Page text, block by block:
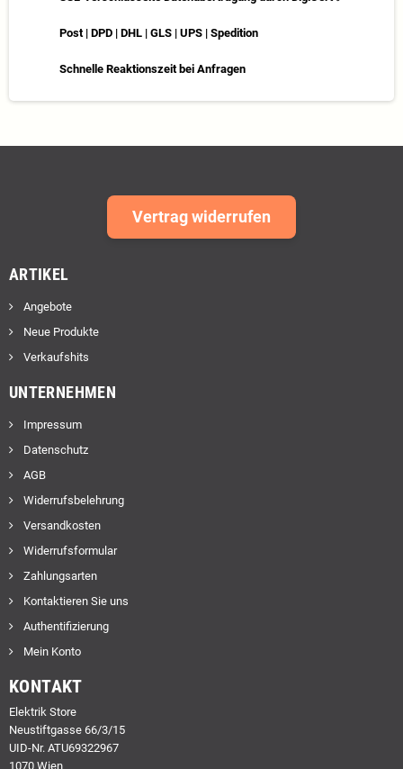
Post | DPD | DHL | GLS | UPS | Spedition
Schnelle Reaktionszeit bei Anfragen
Vertrag widerrufen
ARTIKEL
Angebote
Neue Produkte
Verkaufshits
UNTERNEHMEN
Impressum
Datenschutz
AGB
Widerrufsbelehrung
Versandkosten
Widerrufsformular
Zahlungsarten
Kontaktieren Sie uns
Authentifizierung
Mein Konto
KONTAKT
Elektrik Store
Neustiftgasse 66/3/15
UID-Nr. ATU69322967
1070 Wien